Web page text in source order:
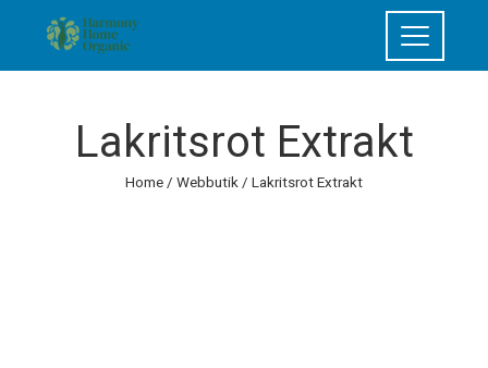
Lakritsrot Extrakt
Home / Webbutik / Lakritsrot Extrakt